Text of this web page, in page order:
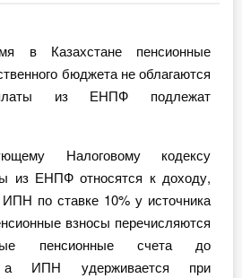
в Казахстане пенсионные
бюджета не облагаются
из ЕНПФ подлежат
Налоговому кодексу
из ЕНПФ относятся к доходу,
ИПН по ставке 10% у источника
взносы перечисляются
пенсионные счета до
а ИПН удерживается при